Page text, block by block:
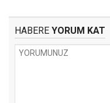
HABERE YORUM KAT